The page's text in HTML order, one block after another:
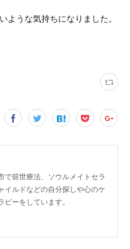
ような気持ちになりました。
で前世療法、ソウルメイトセラ
イルドなどの自分探しや心のケ
ーをしています。